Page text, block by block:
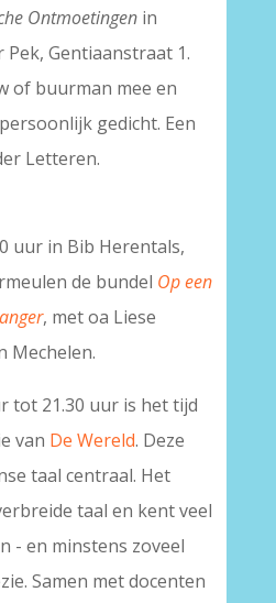
Ontmoetingenin
Gentiaanstraat 1.
of buurman mee en
gedicht. Een
Letteren.
uur in Bib Herentals,
de bundel Op een
, met oa Liese
Mechelen.
tot 21.30 uur is het tijd
van De Wereld. Deze
taal centraal. Het
taal en kent veel
- en minstens zoveel
Samen met docenten